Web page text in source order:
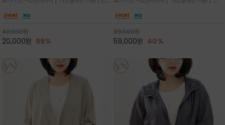
레터링과 감각적인 일러스트 프린트가 어우러져
49,000원
20,000원 59%
세요 ^^
게 체형을 커버해 우아한 비율을 완성
99,000원
59,000원 40%